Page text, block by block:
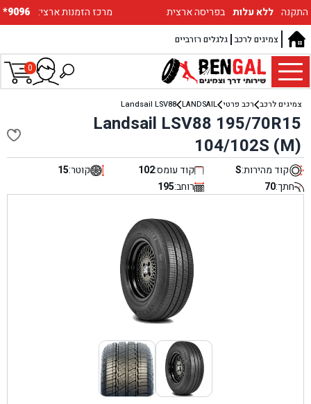
*9096 :מרכז הזמנות ארצי התקנה ללא עלות בפריסה ארצית
גלגלים רזרביים צמיגים לרכב
0
צמיגים לרכב רכב פרטי LANDSAIL
Landsail LSV88
Landsail LSV88 195/70R15
104/102S (M)
קוד מהירות:S קוד עומס:102 קוטר:15
חתך:70 רוחב:195